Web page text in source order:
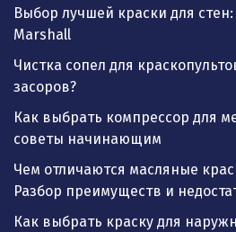
Выбор лучшей краски для
Marshall
Чистка сопел для
засоров?
Как выбрать компрессор для
советы начинающим
Чем отличаются масляные
Разбор преимуществ и
Как выбрать краску для